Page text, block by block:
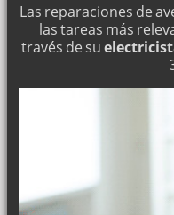
Las reparaciones de
las tareas más
través de su